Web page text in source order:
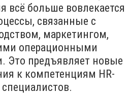
всё больше вовлекается
связанные с
маркетингом,
операционными
Это предъявляет новые
к компетенциям HR-
специалистов.